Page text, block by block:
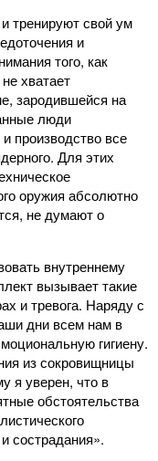
тренируют свой ум
и
того, как
хватает
зародившейся на
люди
производство все
Для этих
оружия абсолютно
не думают о
внутреннему
вызывает такие
и тревога. Наряду с
дни всем нам в
гигиену.
из сокровищницы
я уверен, что в
обстоятельства
сострадания».